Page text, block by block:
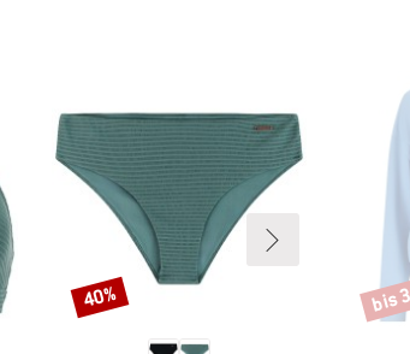
Rabatt
40% bis